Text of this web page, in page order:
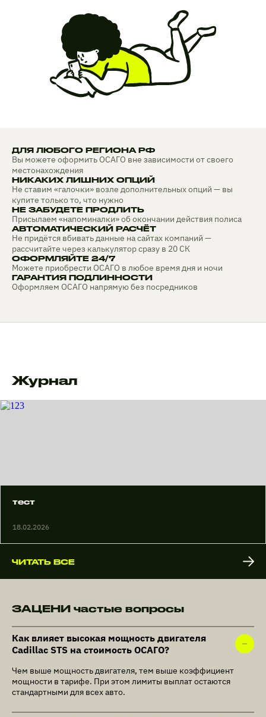
ДЛЯ ЛЮБОГО РЕГИОНА РФ
Вы можете оформить ОСАГО вне зависимости от своего
местонахождения
НИКАКИХ ЛИШНИХ ОПЦИЙ
Не ставим «галочки» возле дополнительных опций — вы
купите только то, что нужно
НЕ ЗАБУДЕТЕ ПРОДЛИТЬ
Присылаем «напоминалки» об окончании действия полиса
АВТОМАТИЧЕСКИЙ РАСЧЁТ
Не придётся вбивать данные на сайтах компаний —
рассчитайте через калькулятор сразу в 20 СК
ОФОРМЛЯЙТЕ 24/7
Можете приобрести ОСАГО в любое время дня и ночи
ГАРАНТИЯ ПОДЛИННОСТИ
Оформляем ОСАГО напрямую без посредников
Журнал
тест
18.02.2026
ЧИТАТЬ ВСЕ
ЗАЦЕНИ частые вопросы
Как влияет высокая мощность двигателя
Cadillac STS на стоимость ОСАГО?
Чем выше мощность двигателя, тем выше коэффициент
мощности в тарифе. При этом лимиты выплат остаются
стандартными для всех авто.